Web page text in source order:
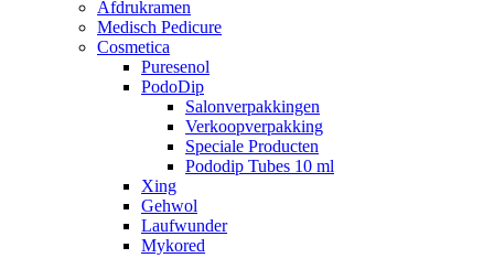
Afdrukramen
Medisch Pedicure
Cosmetica
Puresenol
PodoDip
Salonverpakkingen
Verkoopverpakking
Speciale Producten
Pododip Tubes 10 ml
Xing
Gehwol
Laufwunder
Mykored